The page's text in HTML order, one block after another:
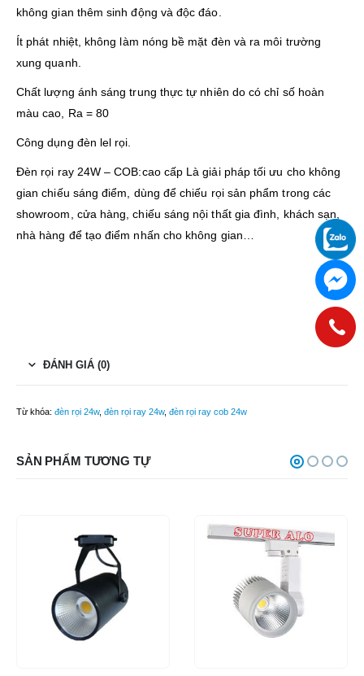
không gian thêm sinh động và độc đáo.
Ít phát nhiệt, không làm nóng bề mặt đèn và ra môi trường
xung quanh.
Chất lượng ánh sáng trung thực tự nhiên do có chỉ số hoàn
màu cao, Ra = 80
Công dụng đèn lel rọi.
Đèn rọi ray 24W – COB:cao cấp Là giải pháp tối ưu cho không
gian chiếu sáng điểm, dùng để chiếu rọi sản phẩm trong các
showroom, cửa hàng, chiếu sáng nội thất gia đình, khách sạn,
nhà hàng để tạo điểm nhấn cho không gian…
ĐÁNH GIÁ (0)
Từ khóa: đèn rọi 24w, đèn rọi ray 24w, đèn rọi ray cob 24w
SẢN PHẨM TƯƠNG TỰ